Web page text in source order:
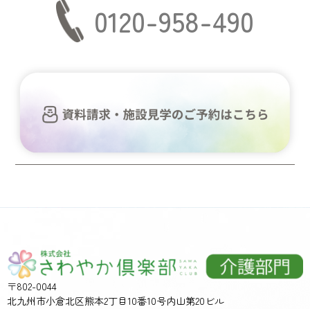
0120-958-490
〒802-0044
北九州市小倉北区熊本2丁目10番10号内山第20ビル